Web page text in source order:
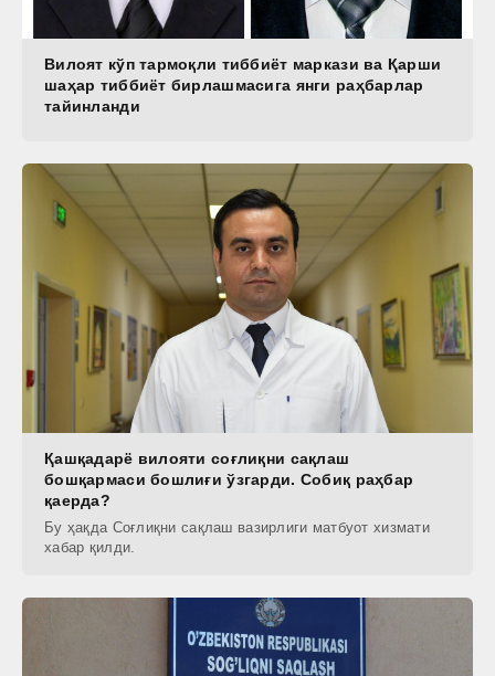
Вилоят кўп тармоқли тиббиёт маркази ва Қарши
шаҳар тиббиёт бирлашмасига янги раҳбарлар
тайинланди
Қашқадарё вилояти соғлиқни сақлаш
бошқармаси бошлиғи ўзгарди. Собиқ раҳбар
қаерда?
Бу ҳақда Соғлиқни сақлаш вазирлиги матбуот хизмати
хабар қилди.